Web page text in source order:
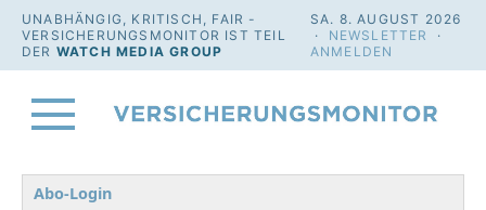
UNABHÄNGIG, KRITISCH, FAIR -
VERSICHERUNGSMONITOR IST TEIL
DER WATCH MEDIA GROUP
SA. 8. AUGUST 2026
· NEWSLETTER
·
ANMELDEN
Abo-Login